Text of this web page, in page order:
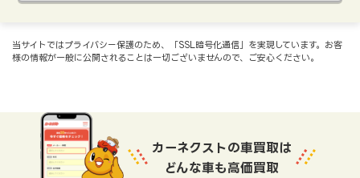
当サイトではプライバシー保護のため、「SSL暗号化通信」を実現しています。お客
様の情報が一般に公開されることは一切ございませんので、ご安心ください。
カーネクストの車買取は
どんな車も高価買取